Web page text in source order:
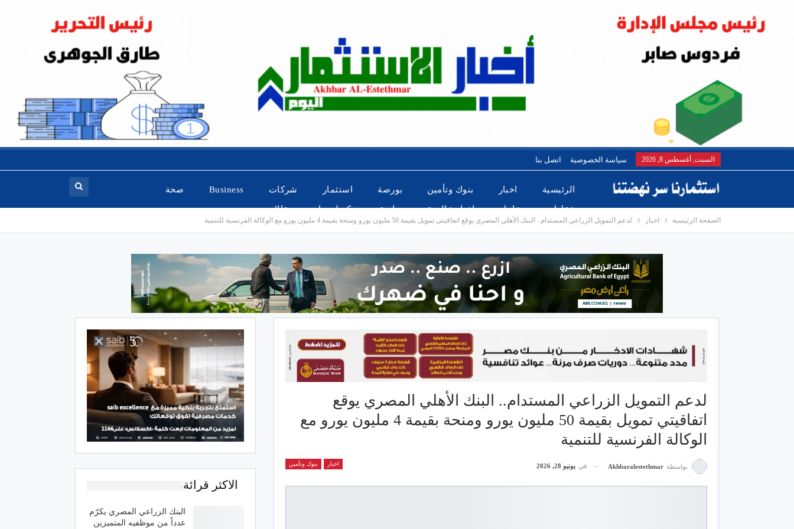
السبت, أغسطس 8, 2026 سياسة الخصوصية اتصل بنا
الرئيسية اخبار بنوك وتأمين بورصة استثمار شركات Business صحة
عقارات عاجل اخبار عالمية رياضة تكنولوجيا مقالات
الصفحة الرئيسية اخبار لدعم التمويل الزراعي المستدام.. البنك الأهلي المصري يوقع اتفاقيتي تمويل بقيمة 50 مليون يورو ومنحة بقيمة 4 مليون يورو مع الوكالة الفرنسية للتنمية
لدعم التمويل الزراعي المستدام.. البنك الأهلي المصري يوقع
اتفاقيتي تمويل بقيمة 50 مليون يورو ومنحة بقيمة 4 مليون يورو مع
الوكالة الفرنسية للتنمية
اخبار بنوك وتأمين بواسطة Akhbaralestethmar في يونيو 28, 2026
الاكثر قرائة
البنك الزراعي المصري يكرّم
عدداً من موظفيه المتميزين